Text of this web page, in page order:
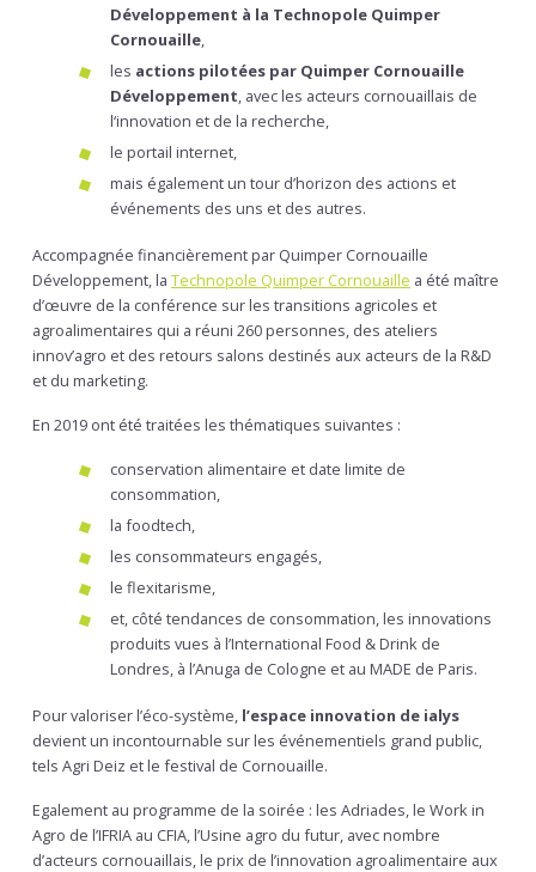
Développement à la Technopole Quimper
Cornouaille,
les actions pilotées par Quimper Cornouaille
Développement, avec les acteurs cornouaillais de
l‘innovation et de la recherche,
le portail internet,
mais également un tour d’horizon des actions et
événements des uns et des autres.
Accompagnée financièrement par Quimper Cornouaille
Développement, la Technopole Quimper Cornouaille a été maître
d’œuvre de la conférence sur les transitions agricoles et
agroalimentaires qui a réuni 260 personnes, des ateliers
innov’agro et des retours salons destinés aux acteurs de la R&D
et du marketing.
En 2019 ont été traitées les thématiques suivantes :
conservation alimentaire et date limite de
consommation,
la foodtech,
les consommateurs engagés,
le flexitarisme,
et, côté tendances de consommation, les innovations
produits vues à l’International Food & Drink de
Londres, à l’Anuga de Cologne et au MADE de Paris.
Pour valoriser l’éco-système, l’espace innovation de ialys
devient un incontournable sur les événementiels grand public,
tels Agri Deiz et le festival de Cornouaille.
Egalement au programme de la soirée : les Adriades, le Work in
Agro de l’IFRIA au CFIA, l’Usine agro du futur, avec nombre
d’acteurs cornouaillais, le prix de l’innovation agroalimentaire aux